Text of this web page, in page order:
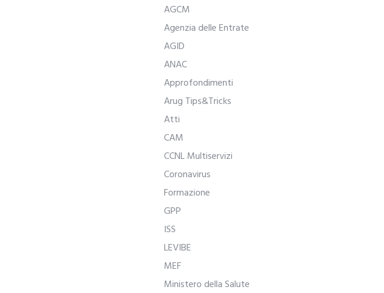
AGCM
Agenzia delle Entrate
AGID
ANAC
Approfondimenti
Arug Tips&Tricks
Atti
CAM
CCNL Multiservizi
Coronavirus
Formazione
GPP
ISS
LEVIBE
MEF
Ministero della Salute